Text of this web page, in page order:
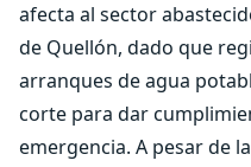
afecta al sector
de Quellón, dado que
arranques de agua
corte para dar
emergencia. A pesar de